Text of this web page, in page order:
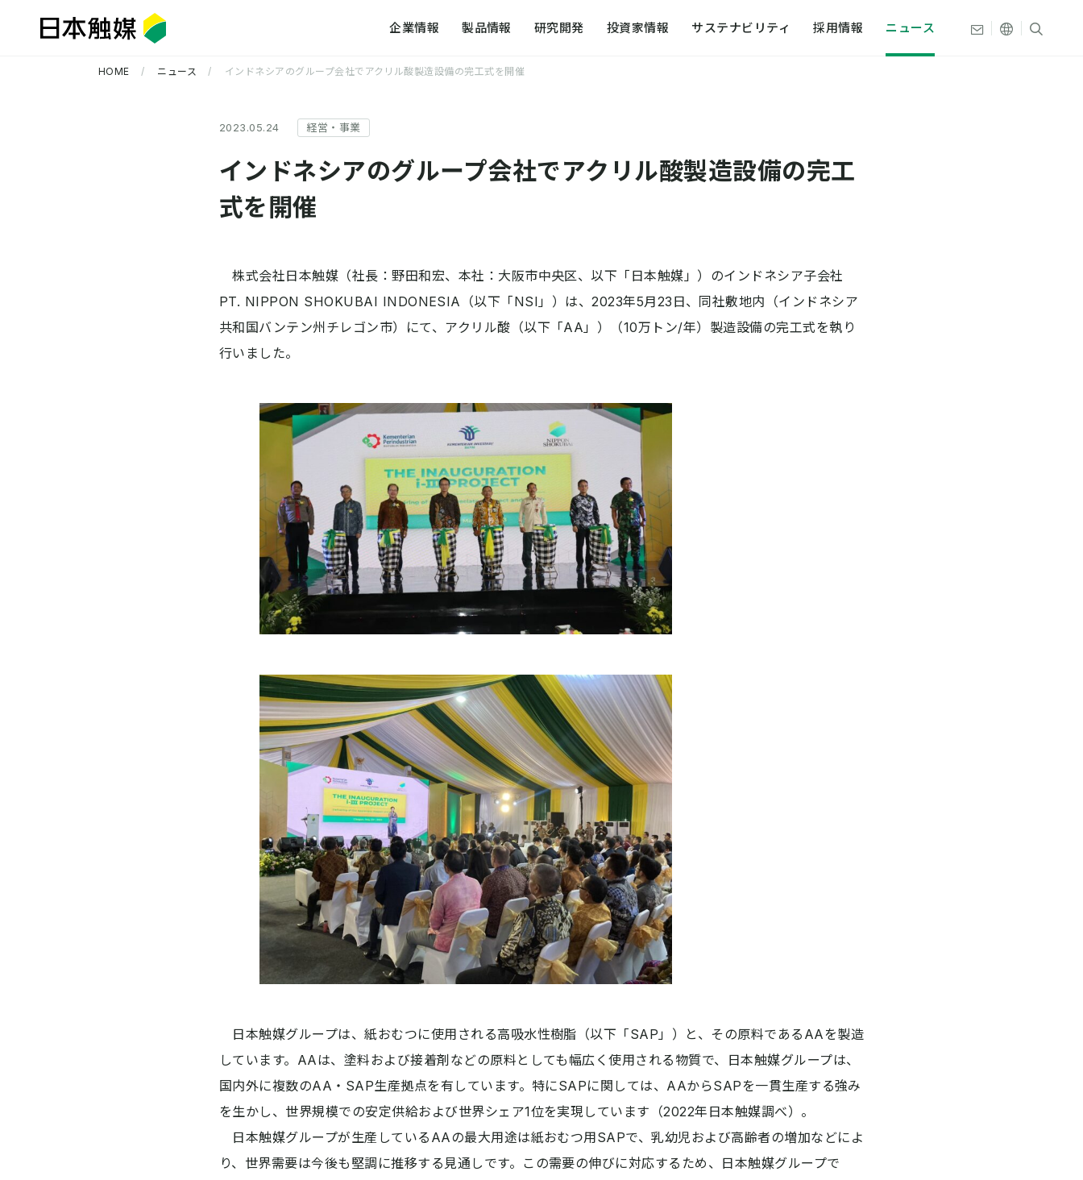
企業情報
会社概要
役員・組織図
アクセスマップ
製品情報 研究開発
R&D for the future 研究開発の歴史
投資家情報 サステナビリティ
レスポンシブル・ケア活動 サステナビリティデータ
採用情報 ニュース お問い合わせ
その他の言
HOME ニュース インドネシアのグループ会社でアクリル酸製造設備の完工式を開催
インドネシアのグループ会社でアクリル酸製造設備の完工
式を開催
2023.05.24 経営・事業
株式会社日本触媒（社長：野田和宏、本社：大阪市中央区、以下「日本触媒」）のインドネシア子会社
PT. NIPPON SHOKUBAI INDONESIA（以下「NSI」）は、2023年5月23日、同社敷地内（インドネシア
共和国バンテン州チレゴン市）にて、アクリル酸（以下「AA」）（10万トン/年）製造設備の完工式を執り
行いました。
日本触媒グループは、紙おむつに使用される高吸水性樹脂（以下「SAP」）と、その原料であるAAを製造
しています。AAは、塗料および接着剤などの原料としても幅広く使用される物質で、日本触媒グループは、
国内外に複数のAA・SAP生産拠点を有しています。特にSAPに関しては、AAからSAPを一貫生産する強み
を生かし、世界規模での安定供給および世界シェア1位を実現しています（2022年日本触媒調べ）。
日本触媒グループが生産しているAAの最大用途は紙おむつ用SAPで、乳幼児および高齢者の増加などによ
り、世界需要は今後も堅調に推移する見通しです。この需要の伸びに対応するため、日本触媒グループで